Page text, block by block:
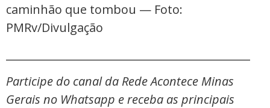
caminhão que tombou — Foto:
PMRv/Divulgação
Participe do canal da Rede Acontece Minas
Gerais no Whatsapp e receba as principais